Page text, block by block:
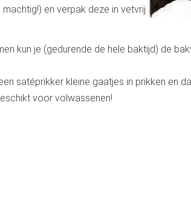
en verpak deze in vetvrij
kun je (gedurende de hele baktijd) de
satéprikker kleine gaatjes in prikken en
voor volwassenen!